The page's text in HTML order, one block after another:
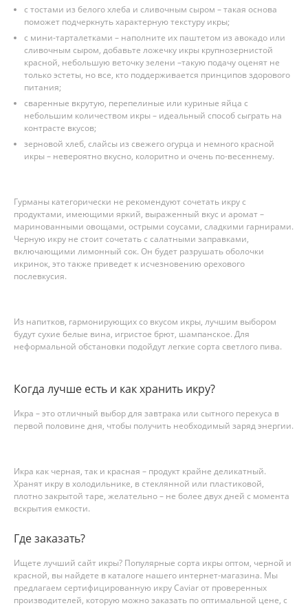
с тостами из белого хлеба и сливочным сыром – такая основа
поможет подчеркнуть характерную текстуру икры;
с мини-тарталетками – наполните их паштетом из авокадо или
сливочным сыром, добавьте ложечку икры крупнозернистой
красной, небольшую веточку зелени –такую подачу оценят не
только эстеты, но все, кто поддерживается принципов здорового
питания;
сваренные вкрутую, перепелиные или куриные яйца с
небольшим количеством икры – идеальный способ сыграть на
контрасте вкусов;
зерновой хлеб, слайсы из свежего огурца и немного красной
икры – невероятно вкусно, колоритно и очень по-весеннему.
Гурманы категорически не рекомендуют сочетать икру с
продуктами, имеющими яркий, выраженный вкус и аромат –
маринованными овощами, острыми соусами, сладкими гарнирами.
Черную икру не стоит сочетать с салатными заправками,
включающими лимонный сок. Он будет разрушать оболочки
икринок, это также приведет к исчезновению орехового
послевкусия.
Из напитков, гармонирующих со вкусом икры, лучшим выбором
будут сухие белые вина, игристое брют, шампанское. Для
неформальной обстановки подойдут легкие сорта светлого пива.
Когда лучше есть и как хранить икру?
Икра – это отличный выбор для завтрака или сытного перекуса в
первой половине дня, чтобы получить необходимый заряд энергии.
Икра как черная, так и красная – продукт крайне деликатный.
Хранят икру в холодильнике, в стеклянной или пластиковой,
плотно закрытой таре, желательно – не более двух дней с момента
вскрытия емкости.
Где заказать?
Ищете лучший сайт икры? Популярные сорта икры оптом, черной и
красной, вы найдете в каталоге нашего интернет-магазина. Мы
предлагаем сертифицированную икру Caviar от проверенных
производителей, которую можно заказать по оптимальной цене, с